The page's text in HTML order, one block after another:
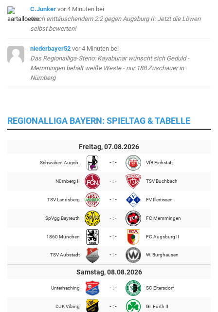
C.Junker vor 4 Minuten bei
Nach enttäuschendem 2:2 gegen Augsburg II: Jetzt die Löwen
selbst bewerten!
niederbayer52 vor 4 Minuten bei
Das Regionalliga-Steno: Kayabunar wünscht sich Geduld -
Memmingen behält weiße Weste - nur 188 Zuschauer in
Nürnberg
REGIONALLIGA BAYERN: SPIELTAG & TABELLE
Freitag, 07.08.2026
Schwaben Augsb. - : - VfB Eichstätt
Nürnberg II - : - TSV Buchbach
TSV Landsberg - : - FV Illertissen
SpVgg Bayreuth - : - FC Memmingen
1860 München - : - FC Augsburg II
TSV Aubstadt - : - W. Burghausen
Samstag, 08.08.2026
Unterhaching - : - SC Eltersdorf
DJK Vilzing - : - Gr. Fürth II